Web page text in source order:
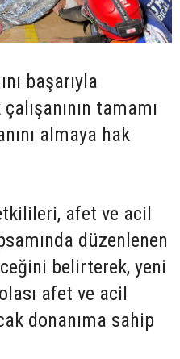
başarıyla
tamamı
almaya hak
afet ve acil
düzenlenen
belirterek, yeni
afet ve acil
donanıma sahip